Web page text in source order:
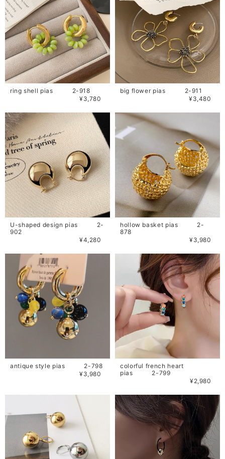
ring shell pias 2-918
¥3,780
big flower pias 2-911
¥3,480
U-shaped design pias 2-
902
¥4,280
hollow basket pias 2-
878
¥3,980
antique style pias 2-798
¥3,980
colorful french heart
pias 2-799
¥2,980